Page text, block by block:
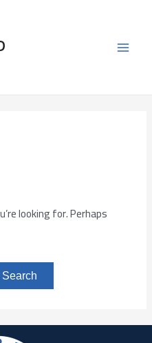
looking for. Perhaps